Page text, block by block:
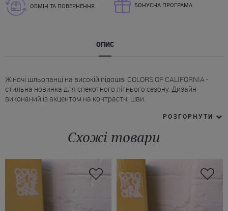
ОБМІН ТА ПОВЕРНЕННЯ БОНУСНА ПРОГРАМА
ОПИС
Жіночі шльопанці на високій підошві COLORS OF CALIFORNIA -
стильна новинка для спекотного літнього сезону. Дизайн
виконаний із акцентом на контрастні шви.
ремінці з класичними пряжками дозволяють легко підлаштувати
* Підошва виготовлена ​​з легкого піноматеріалу, завдяки чому
взуття амортизує під час ходьби та зберігає стійкість на різних
поверхнях.
Ця модель ідеально підійде для спекотних літніх днів, прогулянок
містом, відпочинку та поїздок - коли важливо поєднувати
комфорт, практичність і модний стиль. У нашому інтернет-
РОЗГОРНУТИ
Схожі товари